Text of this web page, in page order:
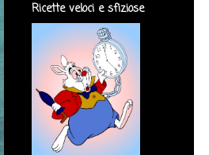
Ricette veloci e sfiziose